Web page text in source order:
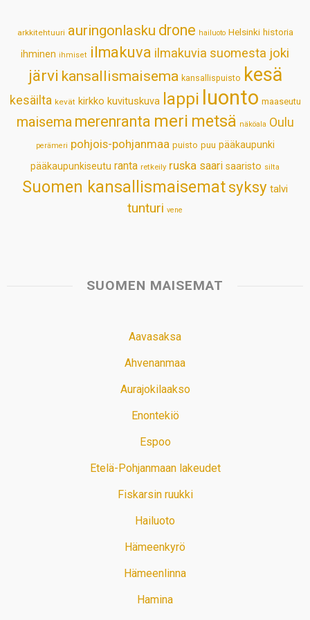
p
k
n
s
t
arkkitehtuuri auringonlasku drone hailuoto Helsinki historia
ihminen ihmiset ilmakuva ilmakuvia suomesta joki
järvi kansallismaisema kansallispuisto kesä
kesäilta kevät kirkko kuvituskuva lappi luonto maaseutu
maisema merenranta meri metsä näköala Oulu
perämeri pohjois-pohjanmaa puisto puu pääkaupunki
pääkaupunkiseutu ranta retkeily ruska saari saaristo silta
Suomen kansallismaisematsyksy talvi
tunturi vene
SUOMEN MAISEMAT
Aavasaksa
Ahvenanmaa
Aurajokilaakso
Enontekiö
Espoo
Etelä-Pohjanmaan lakeudet
Fiskarsin ruukki
Hailuoto
Hämeenkyrö
Hämeenlinna
Hamina